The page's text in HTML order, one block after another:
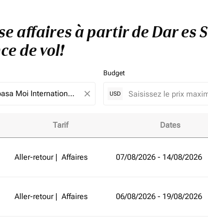
affaires à partir de Dar es
de vol!
close
Budget
USD
Tarif Dates
Aller-retour | Affaires 07/08/2026 - 14/08/2026
Aller-retour | Affaires 06/08/2026 - 19/08/2026